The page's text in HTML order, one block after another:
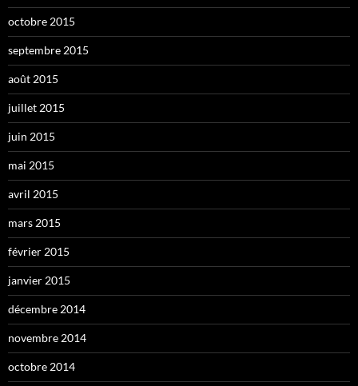
octobre 2015
septembre 2015
août 2015
juillet 2015
juin 2015
mai 2015
avril 2015
mars 2015
février 2015
janvier 2015
décembre 2014
novembre 2014
octobre 2014